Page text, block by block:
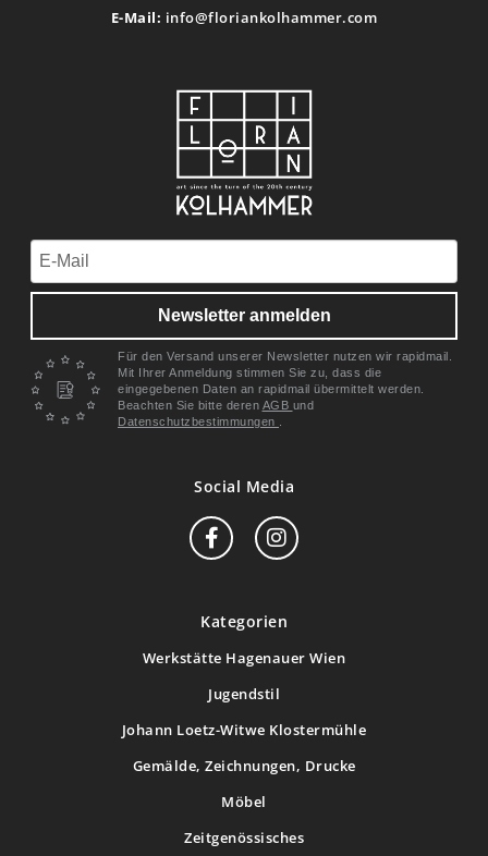
E-Mail: info@floriankolhammer.com
Newsletter anmelden
Für den Versand unserer Newsletter nutzen wir rapidmail.
Mit Ihrer Anmeldung stimmen Sie zu, dass die
eingegebenen Daten an rapidmail übermittelt werden.
Beachten Sie bitte deren AGB und
Datenschutzbestimmungen
Social Media
Kategorien
Werkstätte Hagenauer Wien
Jugendstil
Johann Loetz-Witwe Klostermühle
Gemälde, Zeichnungen, Drucke
Möbel
Zeitgenössisches